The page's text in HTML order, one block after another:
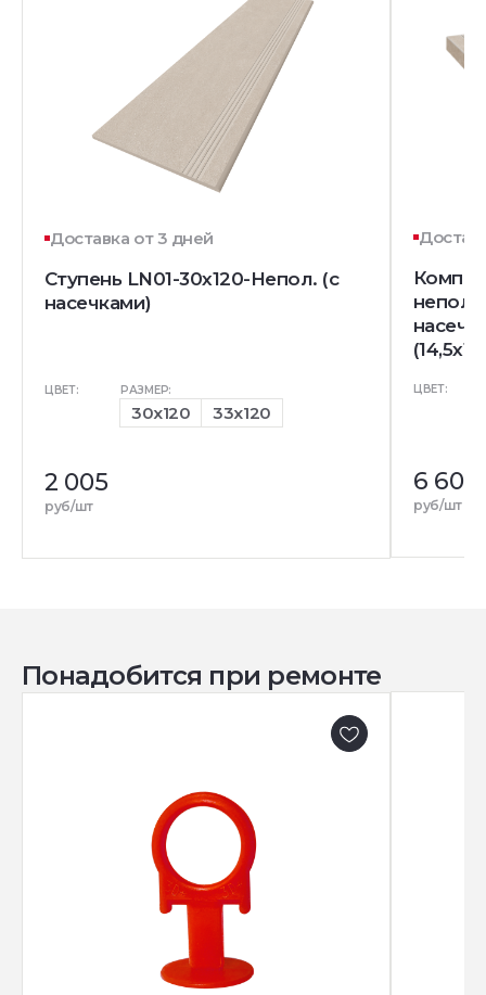
Доставка от 3 дней
Ступень LN01-30x120-Непол. (с
насечками)
ЦВЕТ: РАЗМЕР:
30x120 33x120
2 005
руб/шт
непол.
ЦВЕТ:
6 600
руб/шт
Понадобится при ремонте